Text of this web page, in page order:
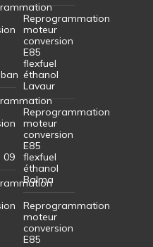
09
Reprogrammation
moteur
conversion
E85
flexfuel
éthanol
Lavaur
Reprogrammation
moteur
conversion
E85
flexfuel
éthanol
Balma
Reprogrammation
moteur
conversion
E85